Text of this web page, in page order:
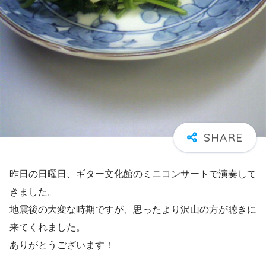
昨日の日曜日、ギター文化館のミニコンサートで演奏して
きました。
地震後の大変な時期ですが、思ったより沢山の方が聴きに
来てくれました。
ありがとうございます！